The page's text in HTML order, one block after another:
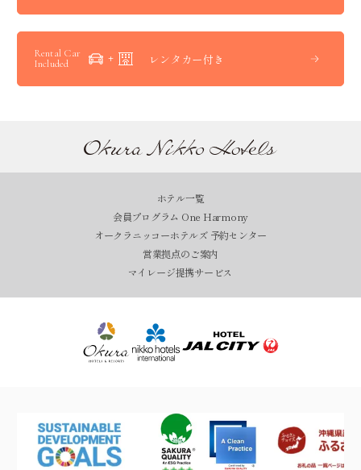
Rental Car
Included
レンタカー付き
ホテル一覧
会員プログラム One Harmony
オークラニッコーホテルズ 予約センター
営業拠点のご案内
マイレージ提携サービス